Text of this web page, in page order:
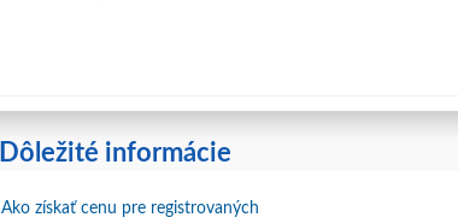
Dôležité informácie
Ako získať cenu pre registrovaných